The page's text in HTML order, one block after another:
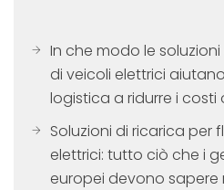
In che modo le
di veicoli elettrici
logistica a ridurre i costi
Soluzioni di ricarica per
elettrici: tutto ciò che i
europei devono sapere